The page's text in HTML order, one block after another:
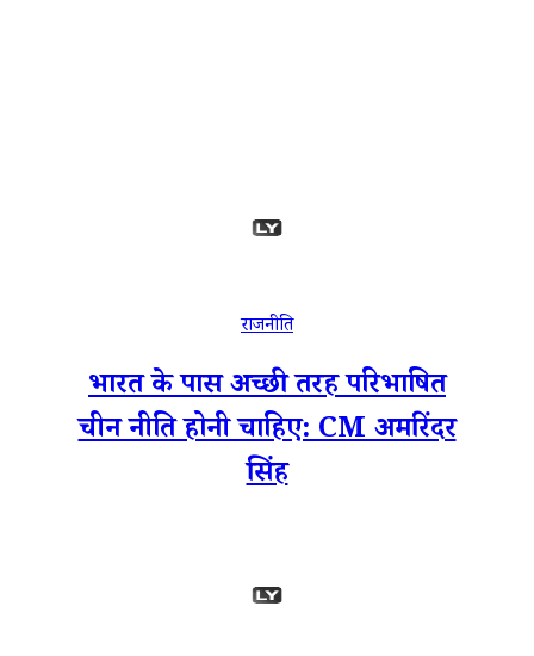
राजनीति
भारत के पास अच्छी तरह परिभाषित
चीन नीति होनी चाहिए: CM अमरिंदर
सिंह